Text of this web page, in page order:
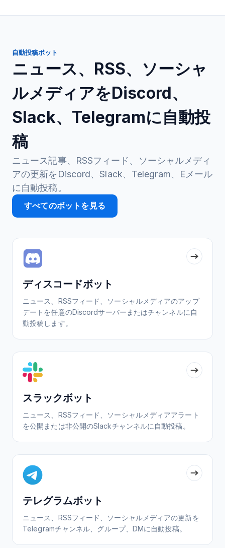
自動投稿ボット
ニュース、RSS、ソーシャ
ルメディアをDiscord、
Slack、Telegramに自動投
稿
ニュース記事、RSSフィード、ソーシャルメディ
アの更新をDiscord、Slack、Telegram、Eメール
に自動投稿。
すべてのボットを見る
ディスコードボット
ニュース、RSSフィード、ソーシャルメディアのアップ
デートを任意のDiscordサーバーまたはチャンネルに自
動投稿します。
スラックボット
ニュース、RSSフィード、ソーシャルメディアアラート
を公開または非公開のSlackチャンネルに自動投稿。
テレグラムボット
ニュース、RSSフィード、ソーシャルメディアの更新を
Telegramチャンネル、グループ、DMに自動投稿。